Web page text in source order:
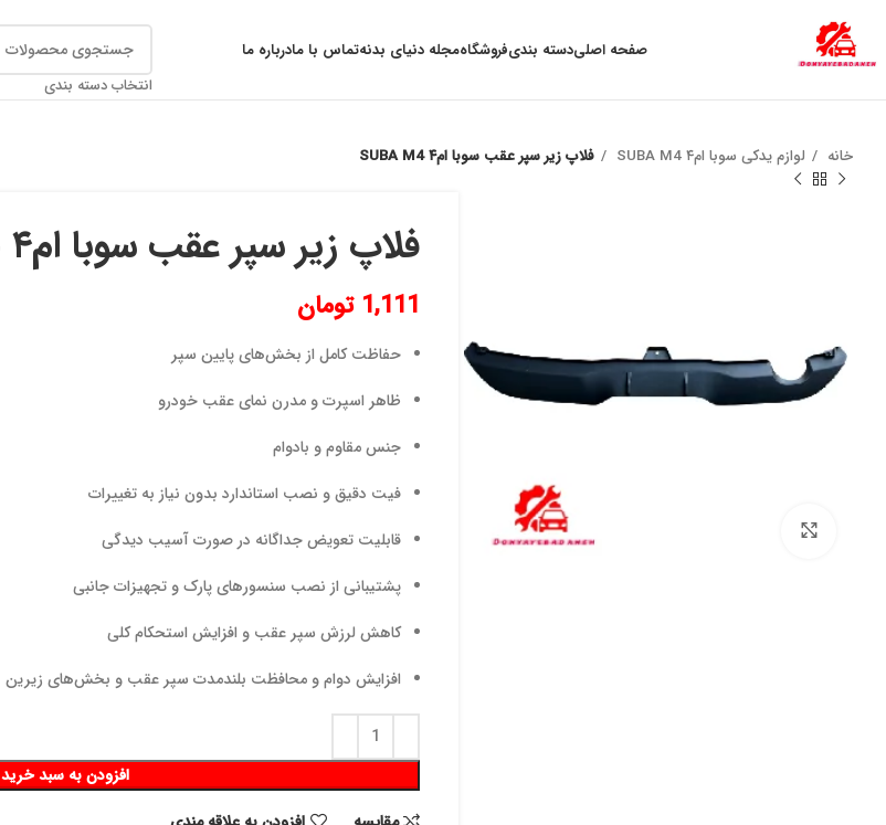
صفحه اصلیدسته بندیفروشگاهمجله دنیای بدنهتماس با مادرباره ما
انتخاب دسته بندی
خانه لوازم یدکی سوبا ام۴ SUBA M4 فلاپ زیر سپر عقب سوبا ام۴ SUBA M4
فلاپ زیر سپر عقب سوبا ام۴ SUBA M4
1,111 تومان
حفاظت کامل از بخش‌های پایین سپر
ظاهر اسپرت و مدرن نمای عقب خودرو
جنس مقاوم و بادوام
فیت دقیق و نصب استاندارد بدون نیاز به تغییرات
قابلیت تعویض جداگانه در صورت آسیب دیدگی
پشتیبانی از نصب سنسورهای پارک و تجهیزات جانبی
کاهش لرزش سپر عقب و افزایش استحکام کلی
افزایش دوام و محافظت بلندمدت سپر عقب و بخش‌های زیرین
افزودن به سبد خرید
به علت نوسان ارز ، لطفا قبل از خرید تماس بگیرید.